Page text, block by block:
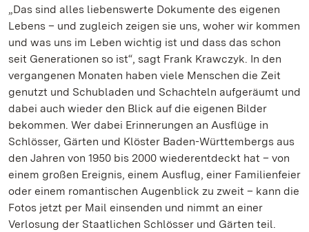
„Das sind alles liebenswerte Dokumente des eigenen
Lebens – und zugleich zeigen sie uns, woher wir kommen
und was uns im Leben wichtig ist und dass das schon
seit Generationen so ist“, sagt Frank Krawczyk. In den
vergangenen Monaten haben viele Menschen die Zeit
genutzt und Schubladen und Schachteln aufgeräumt und
dabei auch wieder den Blick auf die eigenen Bilder
bekommen. Wer dabei Erinnerungen an Ausflüge in
Schlösser, Gärten und Klöster Baden-Württembergs aus
den Jahren von 1950 bis 2000 wiederentdeckt hat – von
einem großen Ereignis, einem Ausflug, einer Familienfeier
oder einem romantischen Augenblick zu zweit – kann die
Fotos jetzt per Mail einsenden und nimmt an einer
Verlosung der Staatlichen Schlösser und Gärten teil.